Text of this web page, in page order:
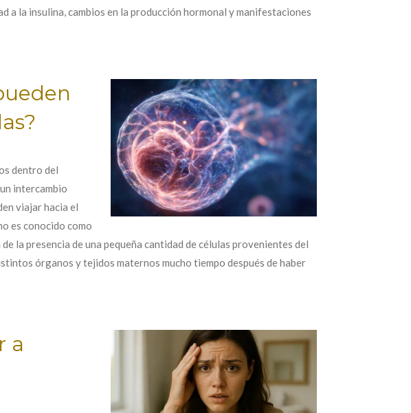
la insulina, cambios en la producción hormonal y manifestaciones
dentro del
intercambio
viajar hacia el
es conocido como
la presencia de una pequeña cantidad de células provenientes del
órganos y tejidos maternos mucho tiempo después de haber
a